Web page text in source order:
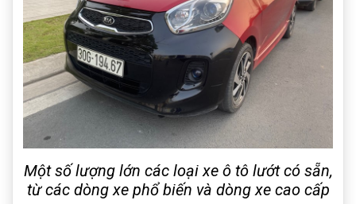
Một số lượng lớn các loại xe ô tô lướt có sẵn,
từ các dòng xe phổ biến và dòng xe cao cấp